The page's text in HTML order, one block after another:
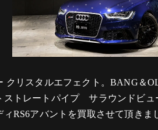
クリスタルエフェクト。BANG＆
トレートパイプ サラウンドビ
RS6アバントを買取させて頂きま